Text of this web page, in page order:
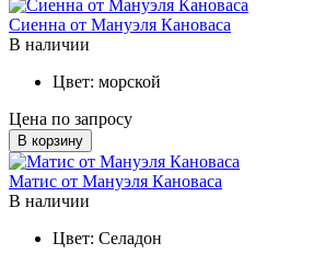
Сиенна от Мануэля Кановаса
В наличии
Цвет: морской
Цена по запросу
В корзину
Матис от Мануэля Кановаса
В наличии
Цвет: Селадон